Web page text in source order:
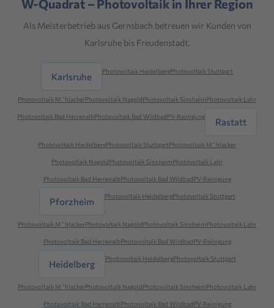
W-Quadrat – Photovoltaik in Ihrer Region
Als Meisterbetrieb aus Gernsbach betreuen wir Kunden von
Karlsruhe bis Freudenstadt.
Karlsruhe Photovoltaik HeidelbergPhotovoltaik Stuttgart
Photovoltaik M˜hlackerPhotovoltaik NagoldPhotovoltaik SinsheimPhotovoltaik Lahr
Photovoltaik Bad HerrenalbPhotovoltaik Bad WildbadPV-Reinigung Rastatt
Photovoltaik HeidelbergPhotovoltaik StuttgartPhotovoltaik M˜hlacker
Photovoltaik NagoldPhotovoltaik SinsheimPhotovoltaik Lahr
Photovoltaik Bad HerrenalbPhotovoltaik Bad WildbadPV-Reinigung
Pforzheim Photovoltaik HeidelbergPhotovoltaik Stuttgart
Photovoltaik M˜hlackerPhotovoltaik NagoldPhotovoltaik SinsheimPhotovoltaik Lahr
Photovoltaik Bad HerrenalbPhotovoltaik Bad WildbadPV-Reinigung
Heidelberg Photovoltaik HeidelbergPhotovoltaik Stuttgart
Photovoltaik M˜hlackerPhotovoltaik NagoldPhotovoltaik SinsheimPhotovoltaik Lahr
Photovoltaik Bad HerrenalbPhotovoltaik Bad WildbadPV-Reinigung